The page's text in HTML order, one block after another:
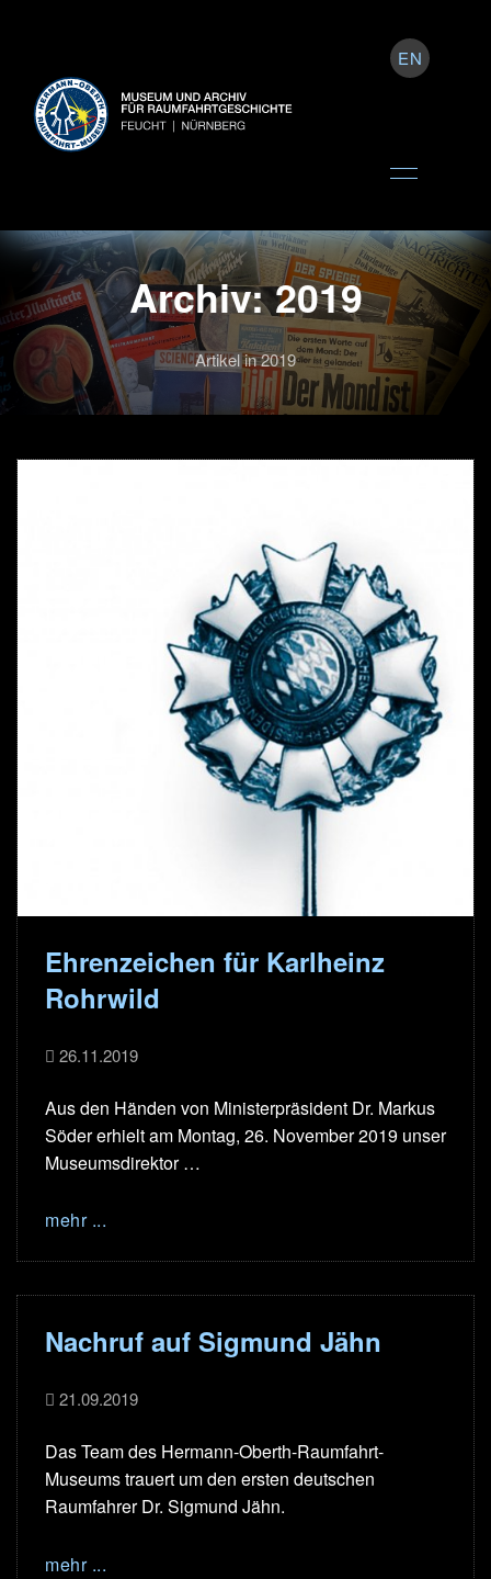
EN
Archiv: 2019
Artikel in 2019
Ehrenzeichen für Karlheinz
Rohrwild
26.11.2019
Aus den Händen von Ministerpräsident Dr. Markus
Söder erhielt am Montag, 26. November 2019 unser
Museumsdirektor …
mehr ...
Nachruf auf Sigmund Jähn
21.09.2019
Das Team des Hermann-Oberth-Raumfahrt-
Museums trauert um den ersten deutschen
Raumfahrer Dr. Sigmund Jähn.
mehr ...